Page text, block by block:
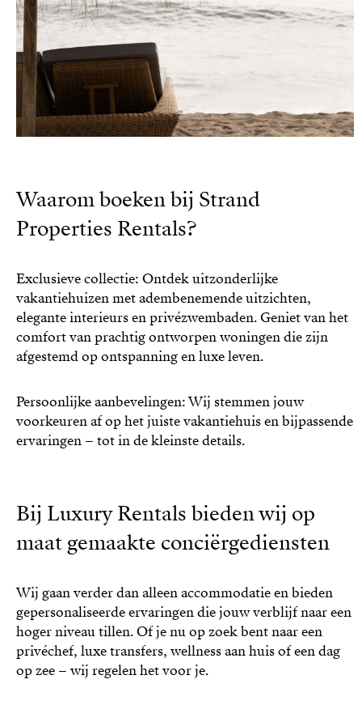
Waarom boeken bij Strand
Properties Rentals?
Exclusieve collectie: Ontdek uitzonderlijke
vakantiehuizen met adembenemende uitzichten,
elegante interieurs en privézwembaden. Geniet van het
comfort van prachtig ontworpen woningen die zijn
afgestemd op ontspanning en luxe leven.
Persoonlijke aanbevelingen: Wij stemmen jouw
voorkeuren af op het juiste vakantiehuis en bijpassende
ervaringen – tot in de kleinste details.
Bij Luxury Rentals bieden wij op
maat gemaakte conciërgediensten
Wij gaan verder dan alleen accommodatie en bieden
gepersonaliseerde ervaringen die jouw verblijf naar een
hoger niveau tillen. Of je nu op zoek bent naar een
privéchef, luxe transfers, wellness aan huis of een dag
op zee – wij regelen het voor je.